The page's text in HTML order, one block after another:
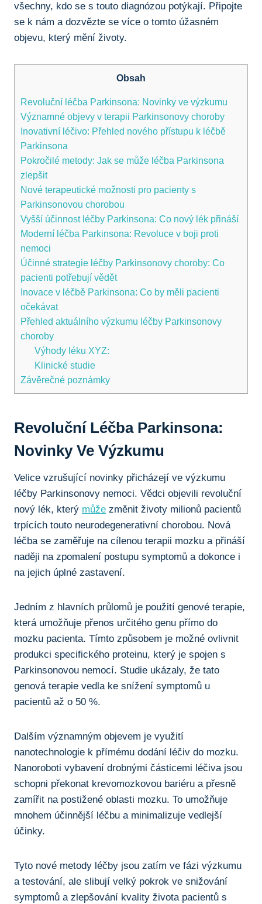
všechny,‍ kdo se s​ touto‌ diagnózou ‌potýkají. Připojte
se k⁢ nám a dozvězte se více o tomto úžasném
objevu, který ⁤mění životy.
Obsah
Revoluční léčba Parkinsona: Novinky ve výzkumu
Významné objevy v terapii Parkinsonovy choroby
Inovativní‍ léčivo: Přehled nového přístupu k léčbě
Parkinsona
Pokročilé metody: Jak se může léčba Parkinsona
zlepšit
Nové terapeutické možnosti pro ⁢pacienty s
Parkinsonovou chorobou
Vyšší účinnost léčby Parkinsona: Co‌ nový lék přináší
Moderní‍ léčba​ Parkinsona: Revoluce v boji proti
nemoci
Účinné strategie léčby Parkinsonovy choroby: Co
pacienti potřebují vědět
Inovace v léčbě Parkinsona: Co by měli pacienti
očekávat
Přehled aktuálního výzkumu léčby Parkinsonovy
choroby
Výhody léku XYZ:
Klinické ‍studie
Závěrečné poznámky
Revoluční Léčba Parkinsona:
Novinky Ve Výzkumu
Velice vzrušující novinky přicházejí ve výzkumu
léčby Parkinsonovy nemoci. Vědci objevili revoluční
nový ‌lék, který může změnit životy milionů pacientů
trpících ⁤touto neurodegenerativní chorobou. Nová
léčba se zaměřuje ​na cílenou terapii mozku a přináší
naději​ na zpomalení postupu ‍symptomů‍ a dokonce i
na jejich⁣ úplné zastavení.
Jedním z hlavních průlomů je použití genové terapie,
⁣která umožňuje přenos určitého⁣ genu přímo do
mozku pacienta. Tímto ⁤způsobem je ⁢možné ovlivnit
produkci specifického proteinu, který je spojen s
Parkinsonovou nemocí. Studie ukázaly, že tato
genová terapie vedla ke snížení symptomů ‍u
pacientů až o 50​ %.
Dalším významným objevem je využití
nanotechnologie ⁣k přímému dodání léčiv ⁢do mozku.
Nanoroboti vybavení drobnými částicemi léčiva jsou
schopni⁢ překonat krevomozkovou ‌bariéru a přesně
zamířit ​na ​postižené oblasti mozku. ‌To umožňuje⁤
mnohem účinnější léčbu a‌ minimalizuje ⁤vedlejší
účinky.
Tyto⁢ nové metody léčby jsou zatím‍ ve​ fázi výzkumu
a testování, ale slibují velký pokrok ve snižování
symptomů a zlepšování kvality života pacientů s